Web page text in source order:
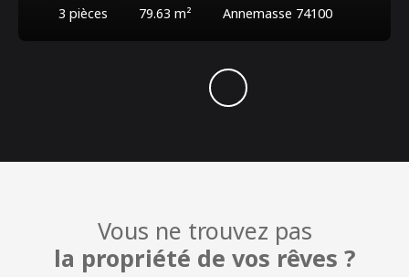
3 pièces 79.63 m² Annemasse 74100
Vous ne trouvez pas
la propriété de vos rêves ?